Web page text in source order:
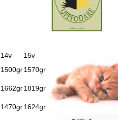
14v
15v
1500gr1570gr
1662gr1819gr
1470gr1624gr